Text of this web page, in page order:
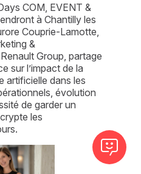
COM, EVENT &
à Chantilly les
Couprie-Lamotte,
&
Group, partage
sur l’impact de la
artificielle dans les
évolution
de garder un
les